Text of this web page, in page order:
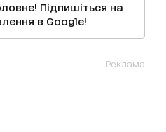
Підпишіться на
в Google!
Реклама